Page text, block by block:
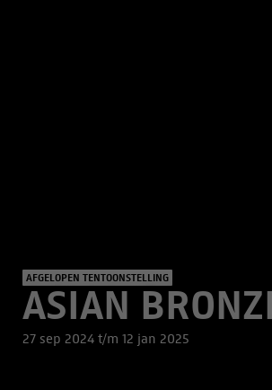
AFGELOPEN TENTOONSTELLING
ASIAN
27 sep 2024 t/m 12 jan 2025